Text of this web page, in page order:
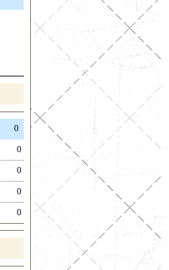
0
0
0
0
0